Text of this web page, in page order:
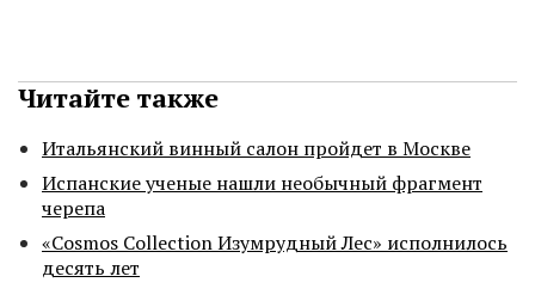
Читайте также
Итальянский винный салон пройдет в Москве
Испанские ученые нашли необычный фрагмент
черепа
«Cosmos Collection Изумрудный Лес» исполнилось
десять лет